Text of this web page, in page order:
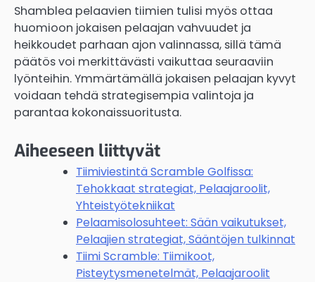
Shamblea pelaavien tiimien tulisi myös ottaa
huomioon jokaisen pelaajan vahvuudet ja
heikkoudet parhaan ajon valinnassa, sillä tämä
päätös voi merkittävästi vaikuttaa seuraaviin
lyönteihin. Ymmärtämällä jokaisen pelaajan kyvyt
voidaan tehdä strategisempia valintoja ja
parantaa kokonaissuoritusta.
Aiheeseen liittyvät
Tiimiviestintä Scramble Golfissa:
Tehokkaat strategiat, Pelaajaroolit,
Yhteistyötekniikat
Pelaamisolosuhteet: Sään vaikutukset,
Pelaajien strategiat, Sääntöjen tulkinnat
Tiimi Scramble: Tiimikoot,
Pisteytysmenetelmät, Pelaajaroolit